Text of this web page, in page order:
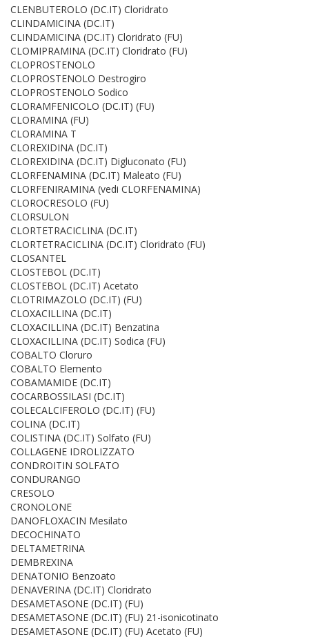
CLENBUTEROLO (DC.IT) Cloridrato
CLINDAMICINA (DC.IT)
CLINDAMICINA (DC.IT) Cloridrato (FU)
CLOMIPRAMINA (DC.IT) Cloridrato (FU)
CLOPROSTENOLO
CLOPROSTENOLO Destrogiro
CLOPROSTENOLO Sodico
CLORAMFENICOLO (DC.IT) (FU)
CLORAMINA (FU)
CLORAMINA T
CLOREXIDINA (DC.IT)
CLOREXIDINA (DC.IT) Digluconato (FU)
CLORFENAMINA (DC.IT) Maleato (FU)
CLORFENIRAMINA (vedi CLORFENAMINA)
CLOROCRESOLO (FU)
CLORSULON
CLORTETRACICLINA (DC.IT)
CLORTETRACICLINA (DC.IT) Cloridrato (FU)
CLOSANTEL
CLOSTEBOL (DC.IT)
CLOSTEBOL (DC.IT) Acetato
CLOTRIMAZOLO (DC.IT) (FU)
CLOXACILLINA (DC.IT)
CLOXACILLINA (DC.IT) Benzatina
CLOXACILLINA (DC.IT) Sodica (FU)
COBALTO Cloruro
COBALTO Elemento
COBAMAMIDE (DC.IT)
COCARBOSSILASI (DC.IT)
COLECALCIFEROLO (DC.IT) (FU)
COLINA (DC.IT)
COLISTINA (DC.IT) Solfato (FU)
COLLAGENE IDROLIZZATO
CONDROITIN SOLFATO
CONDURANGO
CRESOLO
CRONOLONE
DANOFLOXACIN Mesilato
DECOCHINATO
DELTAMETRINA
DEMBREXINA
DENATONIO Benzoato
DENAVERINA (DC.IT) Cloridrato
DESAMETASONE (DC.IT) (FU)
DESAMETASONE (DC.IT) (FU) 21-isonicotinato
DESAMETASONE (DC.IT) (FU) Acetato (FU)